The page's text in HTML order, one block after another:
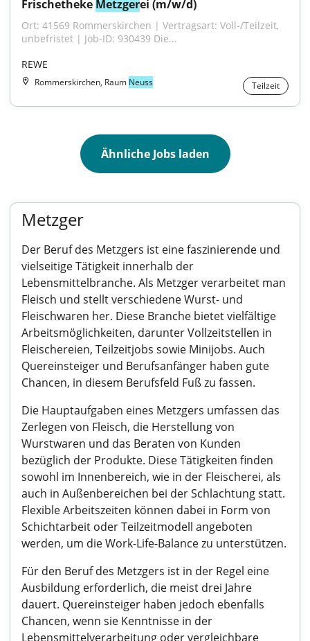
Frischetheke Metzgerei (m/w/d)
Ort: 41569 Rommerskirchen | Vertragsart: Voll-/Teilzeit,
unbefristet | Job-ID: 930439 Die...
REWE
Rommerskirchen, Raum Neuss Teilzeit
Ähnliche Jobs laden
Metzger
Der Beruf des Metzgers ist eine faszinierende und
vielseitige Tätigkeit innerhalb der
Lebensmittelbranche. Als Metzger verarbeitet man
Fleisch und stellt verschiedene Wurst- und
Fleischwaren her. Diese Branche bietet vielfältige
Arbeitsmöglichkeiten, darunter Vollzeitstellen in
Fleischereien, Teilzeitjobs sowie Minijobs. Auch
Quereinsteiger und Berufsanfänger haben gute
Chancen, in diesem Berufsfeld Fuß zu fassen.
Die Hauptaufgaben eines Metzgers umfassen das
Zerlegen von Fleisch, die Herstellung von
Wurstwaren und das Beraten von Kunden
bezüglich der Produkte. Diese Tätigkeiten finden
sowohl im Innenbereich, wie in der Fleischerei, als
auch in Außenbereichen bei der Schlachtung statt.
Flexible Arbeitszeiten können dabei in Form von
Schichtarbeit oder Teilzeitmodell angeboten
werden, um die Work-Life-Balance zu unterstützen.
Für den Beruf des Metzgers ist in der Regel eine
Ausbildung erforderlich, die meist drei Jahre
dauert. Quereinsteiger haben jedoch ebenfalls
Chancen, wenn sie Kenntnisse in der
Lebensmittelverarbeitung oder vergleichbare